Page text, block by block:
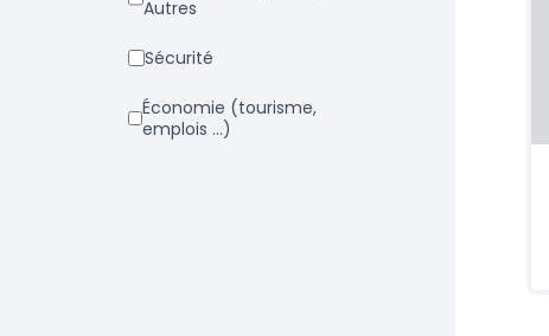
Autres
Sécurité
Économie (tourisme,
emplois ...)